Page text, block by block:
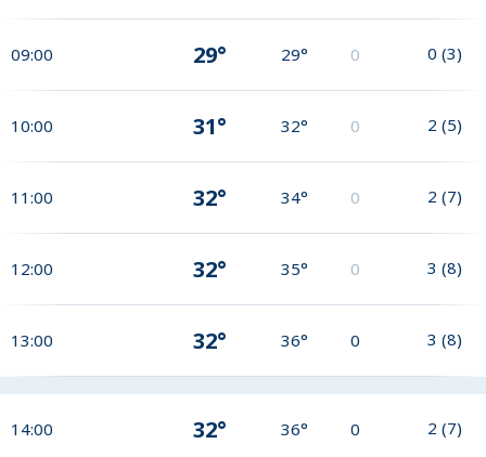
09:00 29° 29° 0 0 (3)
10:00 31° 32° 0 2 (5)
11:00 32° 34° 0 2 (7)
12:00 32° 35° 0 3 (8)
13:00 32° 36° 0 3 (8)
14:00 32° 36° 0 2 (7)